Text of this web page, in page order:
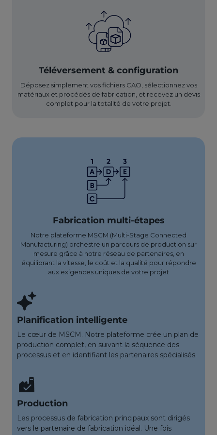
Téléversement & configuration
Déposez simplement vos fichiers CAO, sélectionnez vos
matériaux et procédés de fabrication, et recevez un devis
complet pour la totalité de votre projet.
Fabrication multi-étapes
Notre plateforme MSCM (Multi-Stage Connected
Manufacturing) orchestre un parcours de production sur
mesure grâce à notre réseau de partenaires, en
équilibrant la vitesse, le coût et la qualité pour répondre
aux exigences uniques de votre projet
Planification intelligente
Le cœur de MSCM. Notre plateforme crée un plan de
production complet, en suivant la séquence des
processus et en identifiant les partenaires spécialisés.
Production
Les processus de fabrication principaux sont dirigés
vers le partenaire de fabrication idéal. Une fois